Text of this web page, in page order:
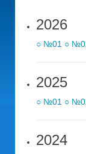
2026
○ №01 ○
2025
○ №01 ○
2024